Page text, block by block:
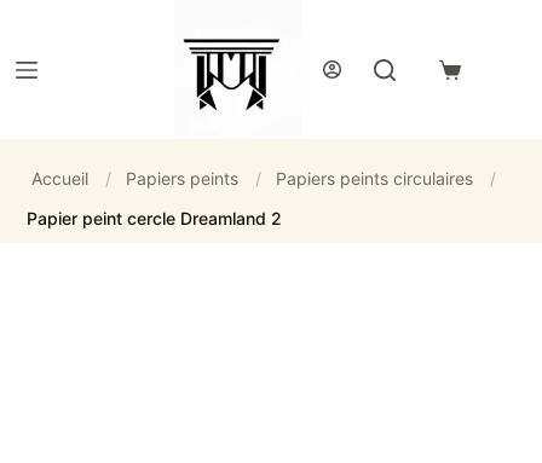
Panier
Accueil / Papiers peints / Papiers peints circulaires
/
Papier peint cercle Dreamland 2